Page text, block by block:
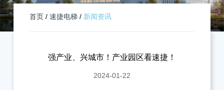
首页 / 速捷电梯/ 新闻资讯
强产业、兴城市！产业园区看速捷！
2024-01-22